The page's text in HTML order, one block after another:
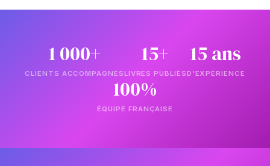
1 000+
CLIENTS ACCOMPAGNÉS
15+
LIVRES PUBLIÉS
15 ans
D'EXPÉRIENCE
100%
ÉQUIPE FRANÇAISE